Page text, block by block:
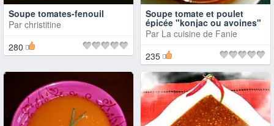
Soupe tomates-fenouil
Par christitine
280
Soupe tomate et poulet
épicée "konjac ou avoines"
Par La cuisine de Fanie
235